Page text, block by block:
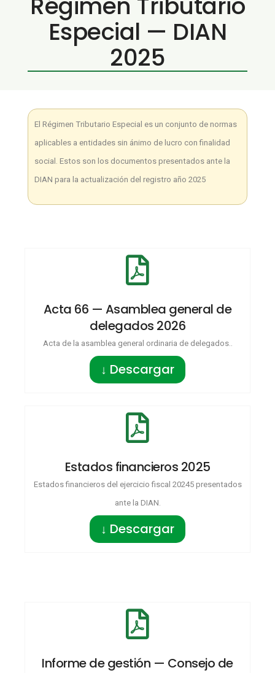
Especial — DIAN
2025
El Régimen Tributario Especial es un conjunto de normas
aplicables a entidades sin ánimo de lucro con finalidad
social. Estos son los documentos presentados ante la
DIAN para la actualización del registro año 2025
Acta 66 — Asamblea general de
delegados 2026
Acta de la asamblea general ordinaria de delegados..
↓ Descargar
Estados financieros 2025
Estados financieros del ejercicio fiscal 20245 presentados
ante la DIAN.
↓ Descargar
Informe de gestión — Consejo de